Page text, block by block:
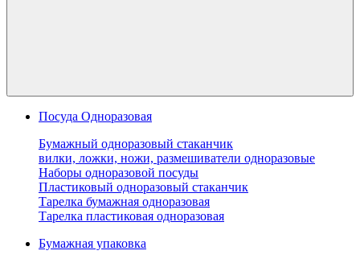
Посуда Одноразовая
Бумажный одноразовый стаканчик
вилки, ложки, ножи, размешиватели одноразовые
Наборы одноразовой посуды
Пластиковый одноразовый стаканчик
Тарелка бумажная одноразовая
Тарелка пластиковая одноразовая
Бумажная упаковка